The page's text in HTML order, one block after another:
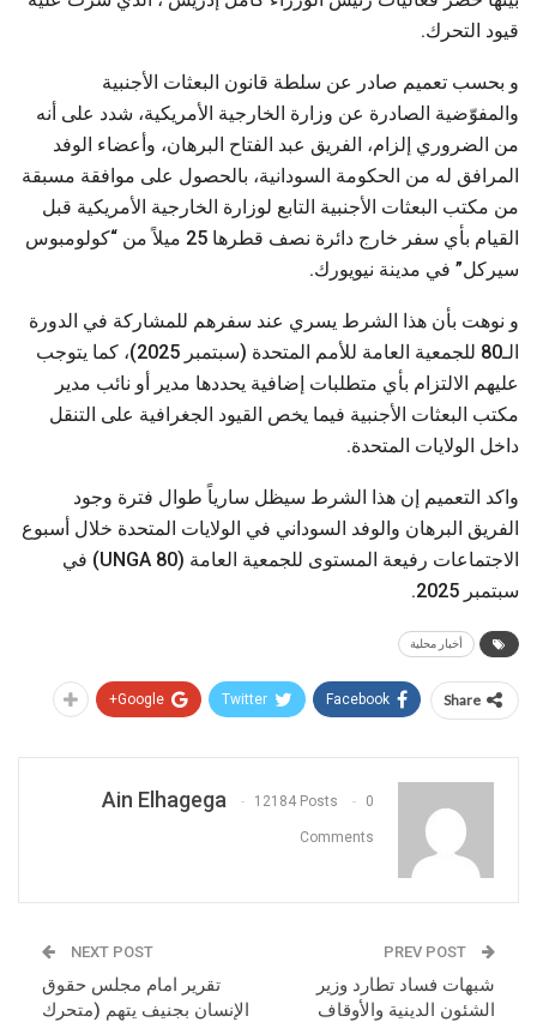
قيود التحرك.
و بحسب تعميم صادر عن سلطة قانون البعثات الأجنبية
والمفوّضية الصادرة عن وزارة الخارجية الأمريكية، شدد على أنه
من الضروري إلزام، الفريق عبد الفتاح البرهان، وأعضاء الوفد
المرافق له من الحكومة السودانية، بالحصول على موافقة مسبقة
من مكتب البعثات الأجنبية التابع لوزارة الخارجية الأمريكية قبل
القيام بأي سفر خارج دائرة نصف قطرها 25 ميلاً من “كولومبوس
سيركل” في مدينة نيويورك.
و نوهت بأن هذا الشرط يسري عند سفرهم للمشاركة في الدورة
الـ80 للجمعية العامة للأمم المتحدة (سبتمبر 2025)، كما يتوجب
عليهم الالتزام بأي متطلبات إضافية يحددها مدير أو نائب مدير
مكتب البعثات الأجنبية فيما يخص القيود الجغرافية على التنقل
داخل الولايات المتحدة.
واكد التعميم إن هذا الشرط سيظل سارياً طوال فترة وجود
الفريق البرهان والوفد السوداني في الولايات المتحدة خلال أسبوع
الاجتماعات رفيعة المستوى للجمعية العامة (UNGA 80) في
سبتمبر 2025.
أخبار محلية
Share
Facebook
Twitter
Google+
Ain Elhagega 12184 Posts 0
Comments
شبهات فساد تطارد وزير
الشئون الدينية والأوقاف
NEXT POST
تقرير امام مجلس حقوق
الإنسان بجنيف يتهم (متحرك